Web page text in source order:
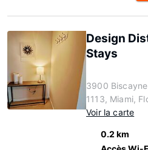
Design
Stays
3900
1113, Miami,
Voir la carte
0.2 km